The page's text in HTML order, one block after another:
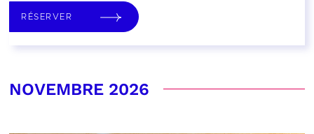
RÉSERVER
NOVEMBRE 2026